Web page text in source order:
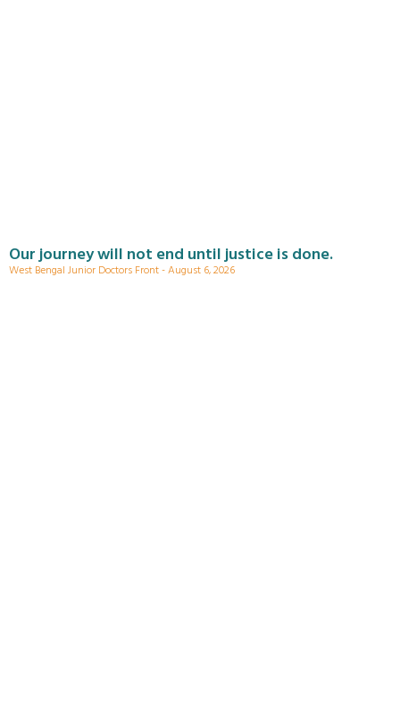
Our journey will not end until justice is done.
West Bengal Junior Doctors Front August 6, 2026